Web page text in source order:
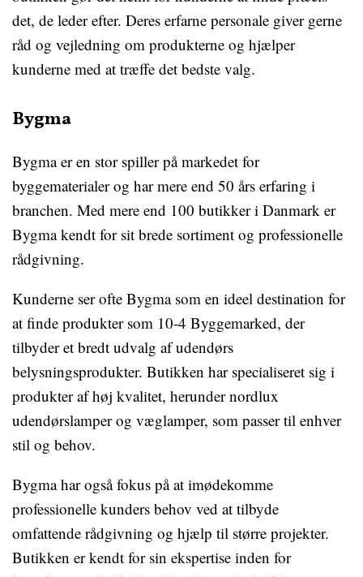
det, de leder efter. Deres erfarne personale giver gerne
råd og vejledning om produkterne og hjælper
kunderne med at træffe det bedste valg.
Bygma
Bygma er en stor spiller på markedet for
byggematerialer og har mere end 50 års erfaring i
branchen. Med mere end 100 butikker i Danmark er
Bygma kendt for sit brede sortiment og professionelle
rådgivning.
Kunderne ser ofte Bygma som en ideel destination for
at finde produkter som 10-4 Byggemarked, der
tilbyder et bredt udvalg af udendørs
belysningsprodukter. Butikken har specialiseret sig i
produkter af høj kvalitet, herunder nordlux
udendørslamper og væglamper, som passer til enhver
stil og behov.
Bygma har også fokus på at imødekomme
professionelle kunders behov ved at tilbyde
omfattende rådgivning og hjælp til større projekter.
Butikken er kendt for sin ekspertise inden for